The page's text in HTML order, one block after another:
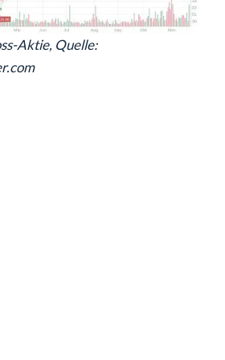
Aktie, Quelle: